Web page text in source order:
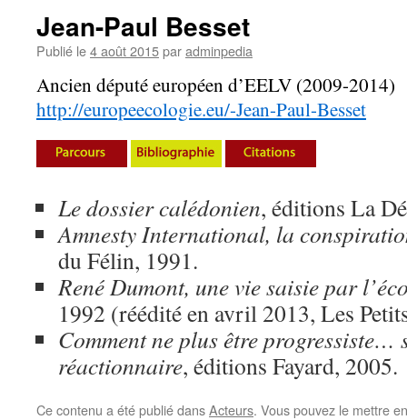
Jean-Paul Besset
Publié le4 août 2015paradminpedia
Ancien député européen d’EELV (2009-2014)
http://europeecologie.eu/-Jean-Paul-Besset
Le dossier calédonien, éditions La
Amnesty International, la
du Félin, 1991.
René Dumont, une vie saisie par
1992 (réédité en avril 2013, Les
Comment ne plus être progressiste…
réactionnaire, éditions Fayard, 2005.
Ce contenu a été publié dansActeurs. Vous pouvez le mettre